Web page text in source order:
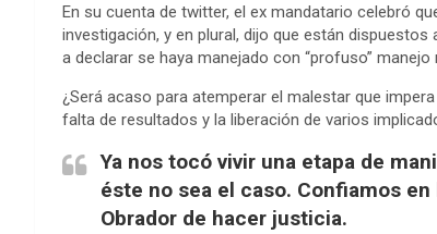
En su cuenta de twitter, el ex mandatario celebró
investigación, y en plural, dijo que están
a declarar se haya manejado con “profuso” manejo
¿Será acaso para atemperar el malestar que
falta de resultados y la liberación de varios
Ya nos tocó vivir una etapa de
éste no sea el caso. Confiamos
Obrador de hacer justicia.